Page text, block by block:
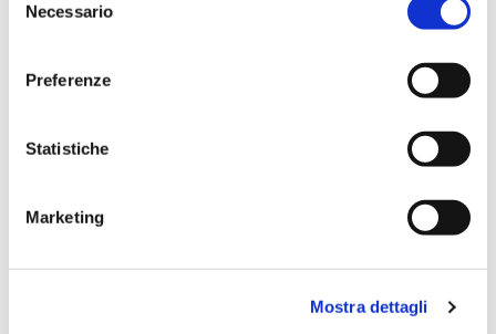
delNecessario
Preferenze
Statistiche
Marketing
Mostra dettagli
Andria (BT)
088 32 42 307